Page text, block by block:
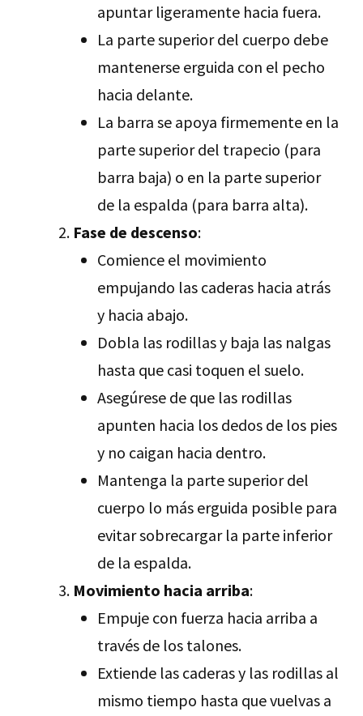
apuntar ligeramente hacia fuera.
La parte superior del cuerpo debe
mantenerse erguida con el pecho
hacia delante.
La barra se apoya firmemente en la
parte superior del trapecio (para
barra baja) o en la parte superior
de la espalda (para barra alta).
Fase de descenso:
Comience el movimiento
empujando las caderas hacia atrás
y hacia abajo.
Dobla las rodillas y baja las nalgas
hasta que casi toquen el suelo.
Asegúrese de que las rodillas
apunten hacia los dedos de los pies
y no caigan hacia dentro.
Mantenga la parte superior del
cuerpo lo más erguida posible para
evitar sobrecargar la parte inferior
de la espalda.
Movimiento hacia arriba:
Empuje con fuerza hacia arriba a
través de los talones.
Extiende las caderas y las rodillas al
mismo tiempo hasta que vuelvas a